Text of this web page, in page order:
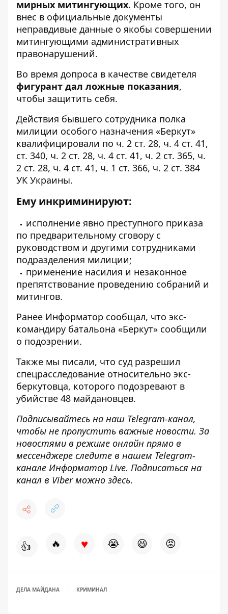
мирных митингующих. Кроме того, он
внес в официальные документы
неправдивые данные о якобы совершении
митингующими административных
правонарушений.
Во время допроса в качестве свидетеля
фигурант дал ложные показания,
чтобы защитить себя.
Действия бывшего сотрудника полка
милиции особого назначения «Беркут»
квалифицировали по ч. 2 ст. 28, ч. 4 ст. 41,
ст. 340, ч. 2 ст. 28, ч. 4 ст. 41, ч. 2 ст. 365, ч.
2 ст. 28, ч. 4 ст. 41, ч. 1 ст. 366, ч. 2 ст. 384
УК Украины.
Ему инкриминируют:
исполнение явно преступного приказа
по предварительному сговору с
руководством и другими сотрудниками
подразделения милиции;
применение насилия и незаконное
препятствование проведению собраний и
митингов.
Ранее Информатор сообщал, что экс-
командиру батальона «Беркут» сообщили
о подозрении.
Также мы писали, что суд разрешил
спецрасследование относительно экс-
беркутовца, которого подозревают в
убийстве 48 майдановцев.
Подписывайтесь на наш Telegram-канал,
чтобы не пропустить важные новости. За
новостями в режиме онлайн прямо в
мессенджере следите в нашем Telegram-
канале Информатор Live. Подписаться на
канал в Viber можно здесь.
👍 🔥 ♥ 😭 😆 😡
ДЕЛА МАЙДАНА КРИМИНАЛ